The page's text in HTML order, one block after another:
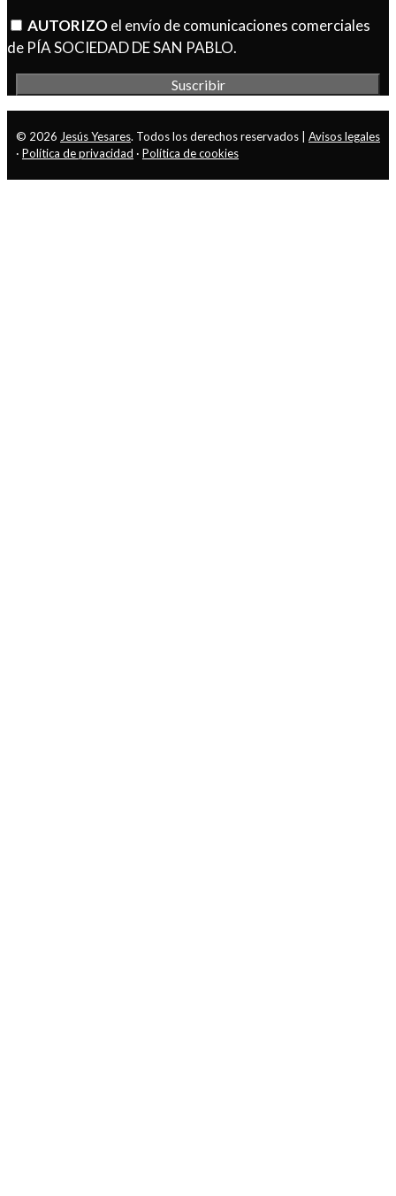
AUTORIZOel envío de comunicaciones comerciales
de PÍA SOCIEDAD DE SAN PABLO.
© 2026 Jesús Yesares. Todos los derechos reservados | Avisos legales
· Política de privacidad · Política de cookies